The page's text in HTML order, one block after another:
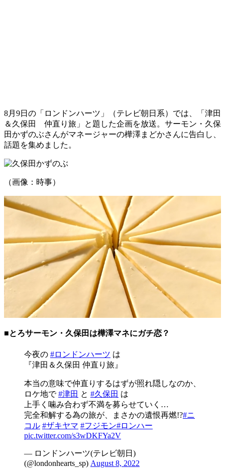
8月9日の「ロンドンハーツ」（テレビ朝日系）では、「津田
＆久保田 仲直り旅」と題した企画を放送。サーモン・久保
田かずのぶさんがマネージャーの樺澤まどかさんに告白し、
話題を集めました。
（画像：時事）
■とろサーモン・久保田は樺澤マネにガチ恋？
今夜の #ロンドンハーツ は
『津田＆久保田 仲直り旅』
本当の意味で仲直りするはずが照れ隠しなのか、
ロケ地で#津田 と #久保田 は
上手く噛み合わず不満を募らせていく…
完全和解する為の旅が、まさかの遺恨再燃!?#ニ
コル #ザキヤマ #フジモン#ロンハー
pic.twitter.com/s3wDKFYa2V
— ロンドンハーツ(テレビ朝日)
(@londonhearts_sp) August 8, 2022